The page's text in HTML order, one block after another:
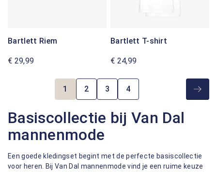
Bartlett Riem
€ 29,99
Bartlett T-shirt
€ 24,99
Pagina
1
Pagina
2
Pagina
3
Pagina
4
Basiscollectie bij Van Dal
mannenmode
Een goede kledingset begint met de perfecte basiscollectie
voor heren. Bij Van Dal mannenmode vind je een ruime keuze